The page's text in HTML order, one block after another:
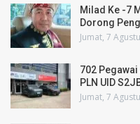
Milad Ke -7
Dorong
Jumat, 7
702
PLN UID
Jumat, 7